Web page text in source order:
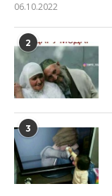
06.10.2022
2
3